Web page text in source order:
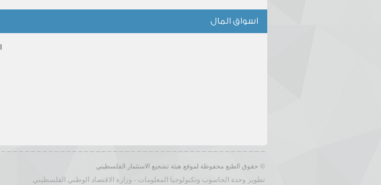
اسواق المال
© حقوق الطبع محفوظة لموقع هيئة تشجيع الاستثمار الفلسطيني
تطوير وحدة الحاسوب وتكنولوجيا المعلومات - وزارة الاقتصاد الوطني الفلسطيني